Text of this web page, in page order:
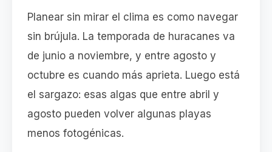
Planear sin mirar el clima es como navegar
sin brújula. La temporada de huracanes va
de junio a noviembre, y entre agosto y
octubre es cuando más aprieta. Luego está
el sargazo: esas algas que entre abril y
agosto pueden volver algunas playas
menos fotogénicas.